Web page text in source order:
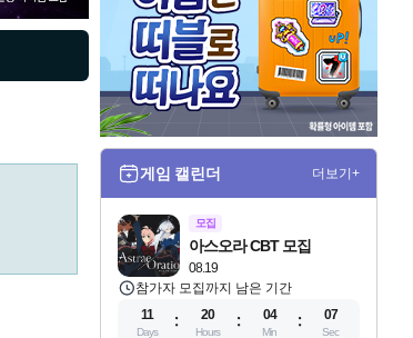
게임 캘린더 더보기+
모집
08.19
아스오라 CBT 모집
참가자 모집까지 남은 기간
11
Days
20
Hours
04
Min
06
Sec